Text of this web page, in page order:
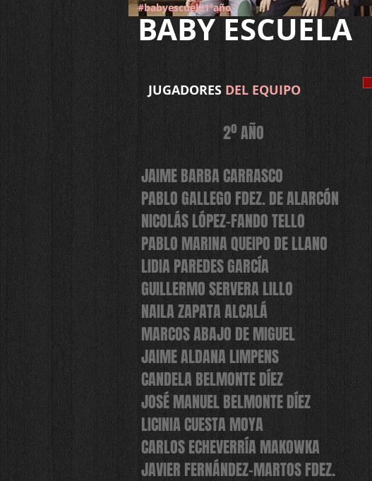
2º AÑO
JAIME BARBA CARRASCO
PABLO GALLEGO FDEZ. DE ALARCÓN
NICOLÁS LÓPEZ-FANDO TELLO
PABLO MARINA QUEIPO DE LLANO
LIDIA PAREDES GARCÍA
GUILLERMO SERVERA LILLO
NAILA ZAPATA ALCALÁ
MARCOS ABAJO DE MIGUEL
JAIME ALDANA LIMPENS
CANDELA BELMONTE DÍEZ
JOSÉ MANUEL BELMONTE DÍEZ
LICINIA CUESTA MOYA
CARLOS ECHEVERRÍA MAKOWKA
JAVIER FERNÁNDEZ-MARTOS FDEZ.
BABY ESCUELA
#babyescuela1ºaño
JUGADORES DEL EQUIPO